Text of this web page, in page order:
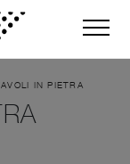
IN PIETRA